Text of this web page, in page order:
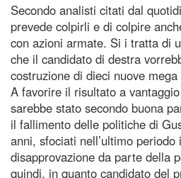
Secondo analisti citati dal
prevede colpirli e di colpire
con azioni armate. Si i tratta di
che il candidato di destra
costruzione di dieci nuove
A favorire il risultato a
sarebbe stato secondo buona
il fallimento delle politiche di
anni, sfociati nell’ultimo
disapprovazione da parte della
quindi, in quanto candidato del